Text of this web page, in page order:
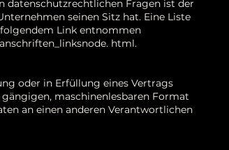
datenschutzrechtlichen Fragen ist der
seinen Sitz hat. Eine Liste
Link entnommen
html.
oder in Erfüllung eines Vertrags
maschinenlesbaren Format
an einen anderen Verantwortlichen